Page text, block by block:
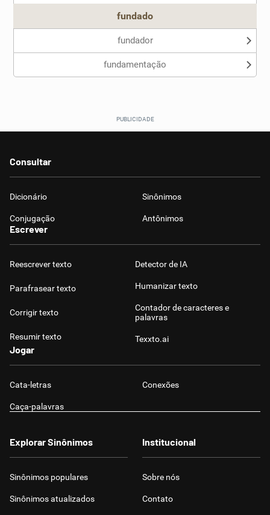
fundado
fundador
fundamentação
Consultar
Dicionário Sinônimos
Conjugação Antônimos
Escrever
Reescrever texto
Parafrasear texto
Corrigir texto
Resumir texto
Detector de IA
Humanizar texto
Contador de caracteres e
palavras
Texxto.ai
Jogar
Cata-letras Conexões
Caça-palavras
Explorar Sinônimos
Sinônimos populares
Sinônimos atualizados
Institucional
Sobre nós
Contato